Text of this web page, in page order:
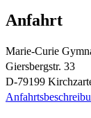
Anfahrt
Marie-Curie
Giersbergstr. 33
D-79199